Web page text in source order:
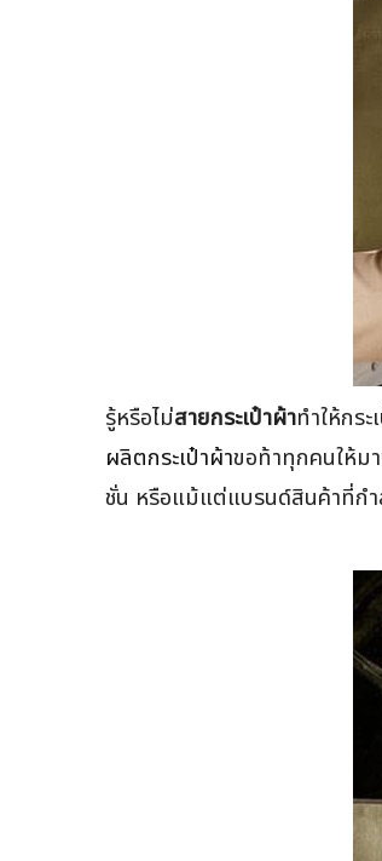
รู้หรือไม่สายกระเป๋าผ้าทำให้กร
ผลิตกระเป๋าผ้าขอท้าทุกคนให้ม
ชั่น หรือแม้แต่แบรนด์สินค้าที่ก